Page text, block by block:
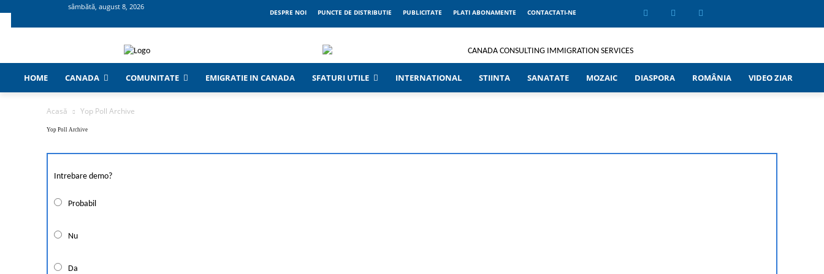
sâmbătă, august 8, 2026
DESPRE NOI PUNCTE DE DISTRIBUTIE PUBLICITATE PLATI ABONAMENTE CONTACTATI-NE
HOME CANADA COMUNITATE EMIGRATIE IN CANADA SFATURI UTILE INTERNATIONAL STIINTA SANATATE MOZAIC DIASPORA ROMÂNIA VIDEO ZIAR
Acasă Yop Poll Archive
Yop Poll Archive
Intrebare demo?
Probabil
Nu
Da